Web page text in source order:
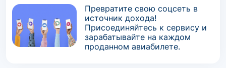
Превратите свою соцсеть в
источник дохода!
Присоединяйтесь к сервису и
зарабатывайте на каждом
проданном авиабилете.